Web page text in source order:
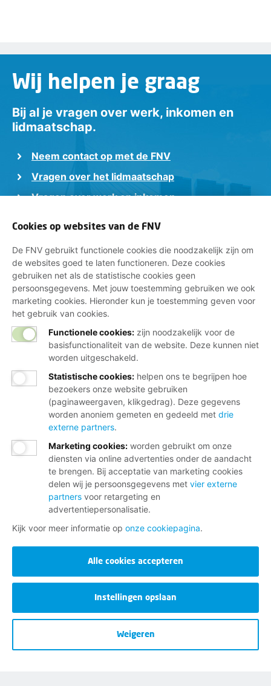
Wij helpen je graag
Bij al je vragen over werk, inkomen en
lidmaatschap.
Neem contact op met de FNV
Vragen over het lidmaatschap
Vragen over werk en inkomen
Disclaimer
Cookies op websites van de FNV
De FNV gebruikt functionele cookies die noodzakelijk zijn om
de websites goed te laten functioneren. Deze cookies
gebruiken net als de statistische cookies geen
persoonsgegevens. Met jouw toestemming gebruiken we ook
marketing cookies. Hieronder kun je toestemming geven voor
het gebruik van cookies.
Functionele cookies: zijn noodzakelijk voor de
basisfunctionaliteit van de website. Deze kunnen niet
worden uitgeschakeld.
Statistische cookies: helpen ons te begrijpen hoe
bezoekers onze website gebruiken
(paginaweergaven, klikgedrag). Deze gegevens
worden anoniem gemeten en gedeeld met drie
externe partners.
Marketing cookies: worden gebruikt om onze
diensten via online advertenties onder de aandacht
te brengen. Bij acceptatie van marketing cookies
delen wij je persoonsgegevens met vier externe
partners voor retargeting en
advertentiepersonalisatie.
Kijk voor meer informatie op onze cookiepagina.
Alle cookies accepteren
Instellingen opslaan
Weigeren